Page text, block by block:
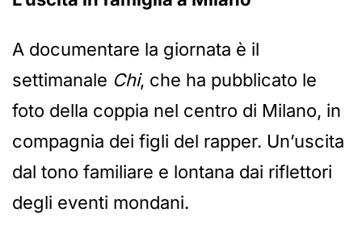
A documentare la giornata è il
settimanale Chi, che ha pubblicato le
foto della coppia nel centro di Milano, in
compagnia dei figli del rapper. Un’uscita
dal tono familiare e lontana dai riflettori
degli eventi mondani.